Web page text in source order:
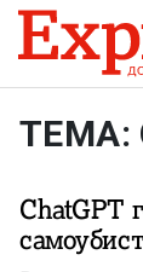
Skip to content
ТЕМА:
ChatGPT